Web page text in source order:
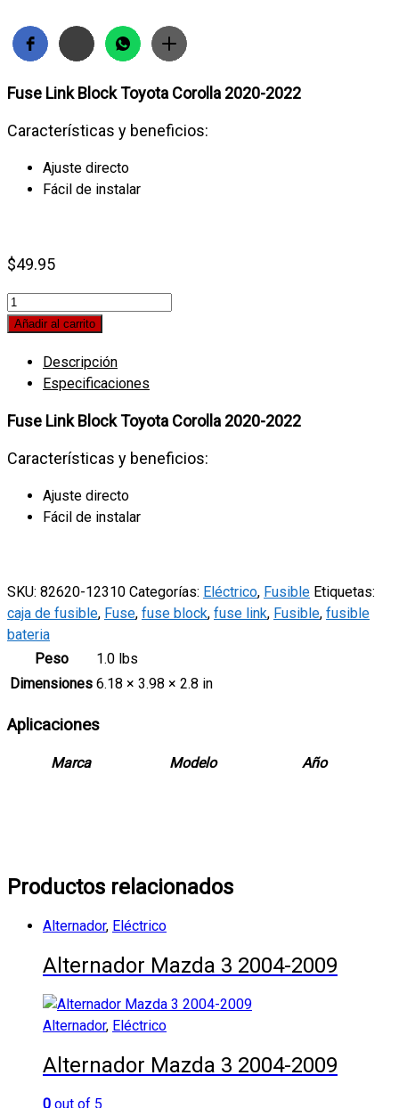
Fuse Link Block Toyota Corolla 2020-2022
Características y beneficios:
Ajuste directo
Fácil de instalar
$49.95
Fuse
Link
Toyota
Corolla
2022
quantity
Añadir al carrito
Descripción
Especificaciones
Fuse Link Block Toyota Corolla 2020-2022
Características y beneficios:
Ajuste directo
Fácil de instalar
SKU: 82620-12310 Categorías: Eléctrico, Fusible Etiquetas:
caja de fusible, Fuse, fuse block, fuse link, Fusible, fusible
bateria
Peso
1.0 lbs
Dimensiones 6.18 × 3.98 × 2.8 in
Aplicaciones
Marca Modelo Año
Productos relacionados
Alternador, Eléctrico
Alternador Mazda 3 2004-2009
Alternador, Eléctrico
Alternador Mazda 3 2004-2009
0 out of 5